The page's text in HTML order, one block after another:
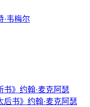
·韦梅尔
》约翰·麦克阿瑟
书》约翰·麦克阿瑟